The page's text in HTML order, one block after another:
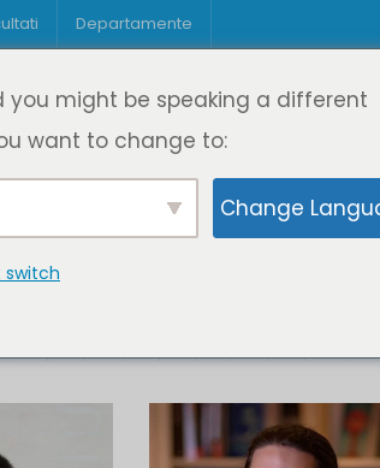
Departamente
DeL
suntem
Educație
Oferta de cursuri
you might be speaking a different
want to change to:
Change
switch